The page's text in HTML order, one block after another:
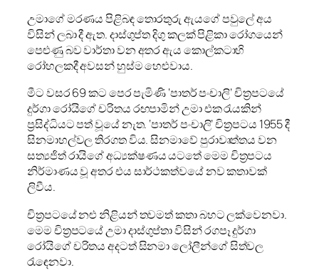
උමාගේ මරණය පිළිබඳ තොරතුරු ඇයගේ පවුලේ අය
විසින් ලබා දී ඇත. දාස්ගුප්ත දිගු කලක් පිළිකා රෝගයෙන්
පෙළුණු බව වාර්තා වන අතර ඇය කොල්කටාහි
රෝහලකදී අවසන් හුස්ම හෙළුවාය.
මීට වසර 69 කට පෙර පැමිණි ‘පාතර් පංචාලි’ චිත්‍රපටයේ
දුර්ගා රෝයිගේ චරිතය රඟපාමින් උමා එක රැයකින්
ප්‍රසිද්ධියට පත් වූයේ නැත. ‘පාතර් පංචාලි’ චිත්‍රපටය 1955 දී
සිනමාහල්වල තිරගත විය. සිනමාවේ පුරාවෘත්තය වන
සත්‍යජිත් රායිගේ අධ්‍යක්ෂණය යටතේ මෙම චිත්‍රපටය
නිර්මාණය වූ අතර එය සාර්ථකත්වයේ නව කතාවක්
ලිවීය.
චිත්‍රපටයේ නළු නිළියන් තවමත් කතා බහට ලක්වෙනවා.
මෙම චිත්‍රපටයේ උමා දාස්ගුප්තා විසින් රගපෑ දුර්ගා
රෝයිගේ චරිතය අදටත් සිනමා ලෝලීන්ගේ සිත්වල
රැඳෙනවා.